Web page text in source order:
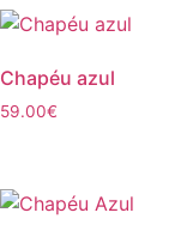
Chapéu azul
59.00€